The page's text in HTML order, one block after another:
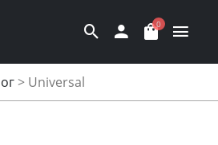
0
> Universal